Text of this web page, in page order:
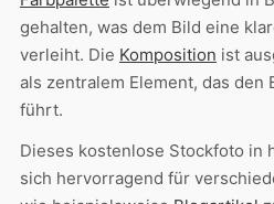
gehalten, was dem Bild eine
verleiht. Die Komposition ist
als zentralem Element, das den
führt.
Dieses kostenlose Stockfoto in
sich hervorragend für